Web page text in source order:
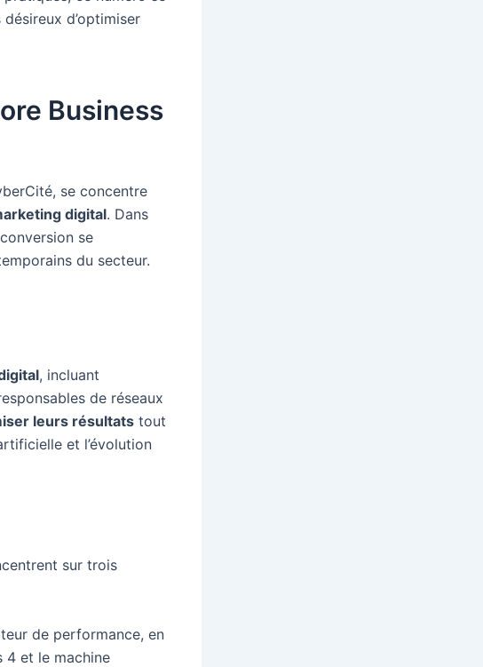
d’optimiser
Business
se concentre
digital. Dans
se
du secteur.
, incluant
de réseaux
leurs résultats tout
et l’évolution
sur trois
de performance, en
4 et le machine